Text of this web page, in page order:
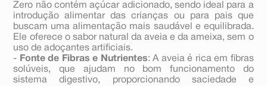
Zero não contém açúcar adicionado, sendo ideal para a
introdução alimentar das crianças ou para pais que
buscam uma alimentação mais saudável e equilibrada.
Ele oferece o sabor natural da aveia e da ameixa, sem o
uso de adoçantes artificiais.
- Fonte de Fibras e Nutrientes: A aveia é rica em fibras
solúveis, que ajudam no bom funcionamento do
sistema digestivo, proporcionando saciedade e